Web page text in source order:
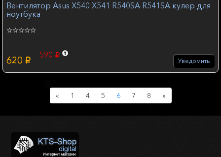
Вентилятор Asus X540 X541 R540SA R541SA кулер для
ноутбука
620 p
590 p
Уведомить
«Previous
1 4 5 6 7 8 »Next